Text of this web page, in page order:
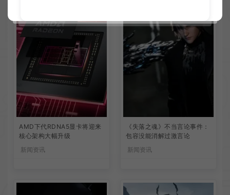
AMD下代RDNA5显卡将迎来
核心架构大幅升级
新闻资讯
《失落之魂》不当言论事件：
包容没能消解过激言论
新闻资讯